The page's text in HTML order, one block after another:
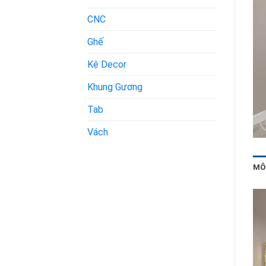
CNC
Ghế
Kệ Decor
Khung Gương
Tab
Vách